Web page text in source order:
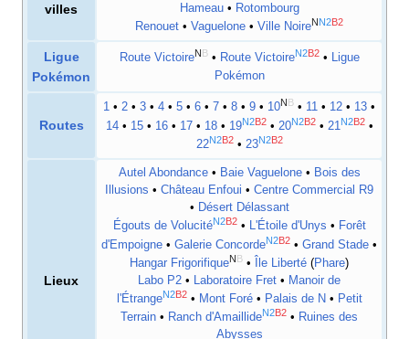
villes
Hameau• Rotombourg
Renouet • Vaguelone • Ville NoireNN2B2
Ligue
Pokémon
Route VictoireN B• Route VictoireN2B2• Ligue
Pokémon
Routes
1 • 2 • 3 • 4 • 5 • 6 • 7 • 8 • 9 • 10N B • 11 • 12 • 13 •
14• 15• 16• 17• 18• 19N2B2• 20N2B2• 21N2B2•
22N2B2• 23N2B2
Lieux
Autel Abondance• Baie Vaguelone• Bois des
Illusions • Château Enfoui • Centre Commercial R9
• Désert Délassant
Égouts de VolucitéN2B2• L'Étoile d'Unys • Forêt
d'Empoigne • Galerie ConcordeN2B2 • Grand Stade •
Hangar FrigorifiqueNB • Île Liberté (Phare)
Labo P2 • Laboratoire Fret • Manoir de
l'ÉtrangeN2B2• Mont Foré• Palais de N • Petit
Terrain • Ranch d'AmaillideN2B2 • Ruines des
Abysses